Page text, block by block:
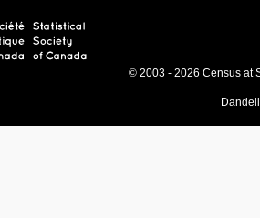
© 2003 - 2026 Census at